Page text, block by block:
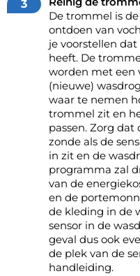
De trommel is
ontdoen van
je voorstellen
heeft. De
worden met een
(nieuwe)
waar te nemen
trommel zit en
passen. Zorg dat
zonde als de
in zit en de
programma zal
van de
en de
de kleding in de
sensor in de
geval dus ook
de plek van de
handleiding.